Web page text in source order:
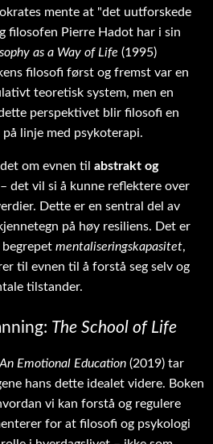
mente at "det uutforskede
filosofen Pierre Hadot har i sin
as a Way of Life (1995)
filosofi først og fremst var en
teoretisk system, men en
perspektivet blir filosofi en
linje med psykoterapi.
om evnen til abstrakt og
– det vil si å kunne reflektere over
Dette er en sentral del av
på høy resiliens. Det er
mentaliseringskapasitet,
til evnen til å forstå seg selv og
tilstander.
The School of Life
Emotional Education (2019) tar
hans dette idealet videre. Boken
vi kan forstå og regulere
for at filosofi og psykologi